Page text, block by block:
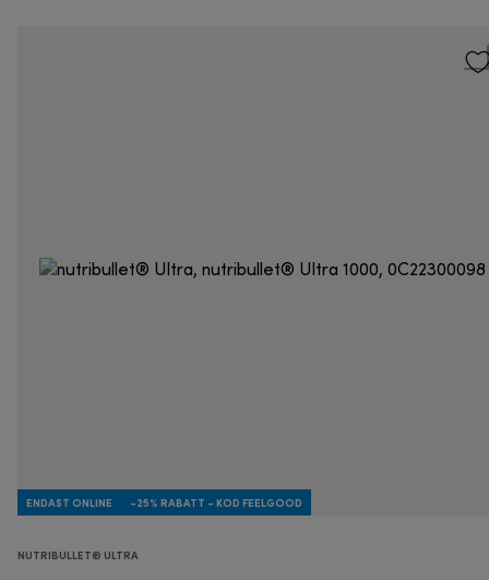
ENDAST ONLINE -25% RABATT - KOD FEELGOOD
NUTRIBULLET® ULTRA